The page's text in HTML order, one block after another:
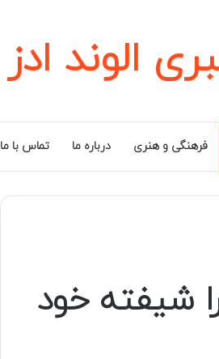
الوند ادز
فرهنگی و هنری درباره ما تماس با ما
شیفته خود